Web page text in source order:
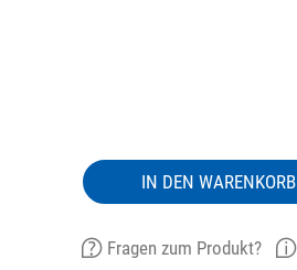
IN DEN WARENKORB
Fragen zum Produkt?